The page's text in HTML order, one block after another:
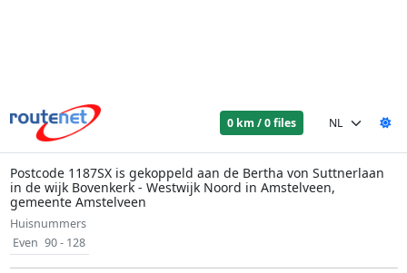
0 km / 0 files
Postcode 1187SX is gekoppeld aan de Bertha von Suttnerlaan
in de wijk Bovenkerk - Westwijk Noord in Amstelveen,
gemeente Amstelveen
Huisnummers
Even 90 - 128